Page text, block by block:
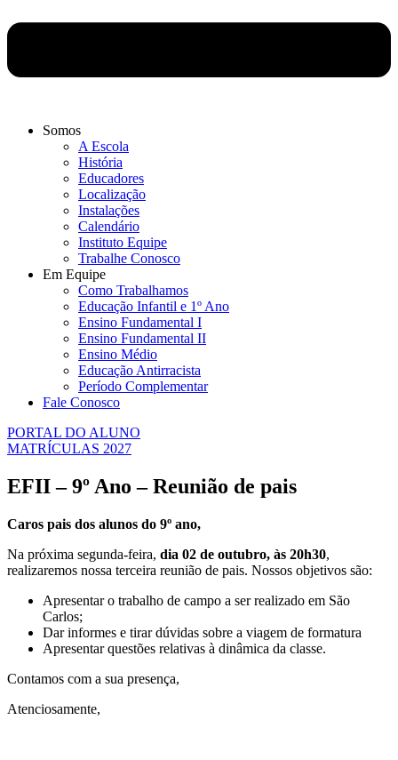
Somos
A Escola
História
Educadores
Localização
Instalações
Calendário
Instituto Equipe
Trabalhe Conosco
Em Equipe
Como Trabalhamos
Educação Infantil e 1º Ano
Ensino Fundamental I
Ensino Fundamental II
Ensino Médio
Educação Antirracista
Período Complementar
Fale Conosco
PORTAL DO ALUNO
MATRÍCULAS 2027
EFII – 9º Ano – Reunião de pais
Caros pais dos alunos do 9º ano,
Na próxima segunda-feira, dia 02 de outubro, às 20h30,
realizaremos nossa terceira reunião de pais. Nossos objetivos são:
Apresentar o trabalho de campo a ser realizado em São
Carlos;
Dar informes e tirar dúvidas sobre a viagem de formatura
Apresentar questões relativas à dinâmica da classe.
Contamos com a sua presença,
Atenciosamente,